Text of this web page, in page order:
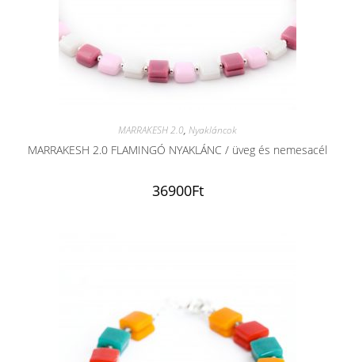
MARRAKESH 2.0, Nyakláncok
MARRAKESH 2.0 FLAMINGÓ NYAKLÁNC / üveg és nemesacél
36900Ft